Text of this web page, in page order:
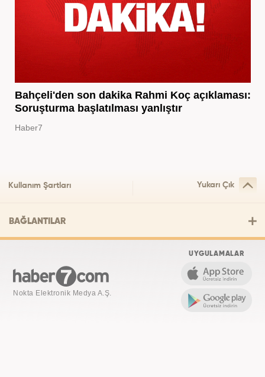
Bahçeli'den son dakika Rahmi Koç açıklaması:
Soruşturma başlatılması yanlıştır
Haber7
Kullanım Şartları Yukarı Çık
BAĞLANTILAR
Nokta Elektronik Medya A.Ş.
UYGULAMALAR